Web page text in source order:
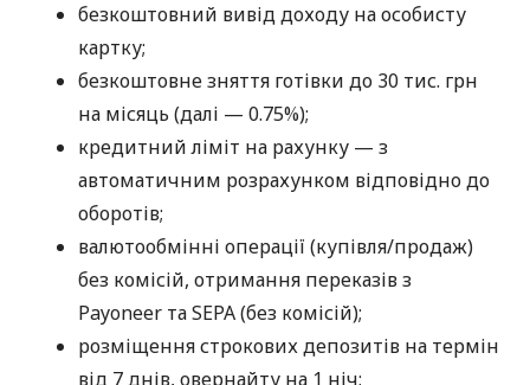
безкоштовний вивід доходу на особисту
картку;
безкоштовне зняття готівки до 30 тис. грн
на місяць (далі — 0.75%);
кредитний ліміт на рахунку — з
автоматичним розрахунком відповідно до
оборотів;
валютообмінні операції (купівля/продаж)
без комісій, отримання переказів з
Payoneer та SEPA (без комісій);
розміщення строкових депозитів на термін
від 7 днів, овернайту на 1 ніч;